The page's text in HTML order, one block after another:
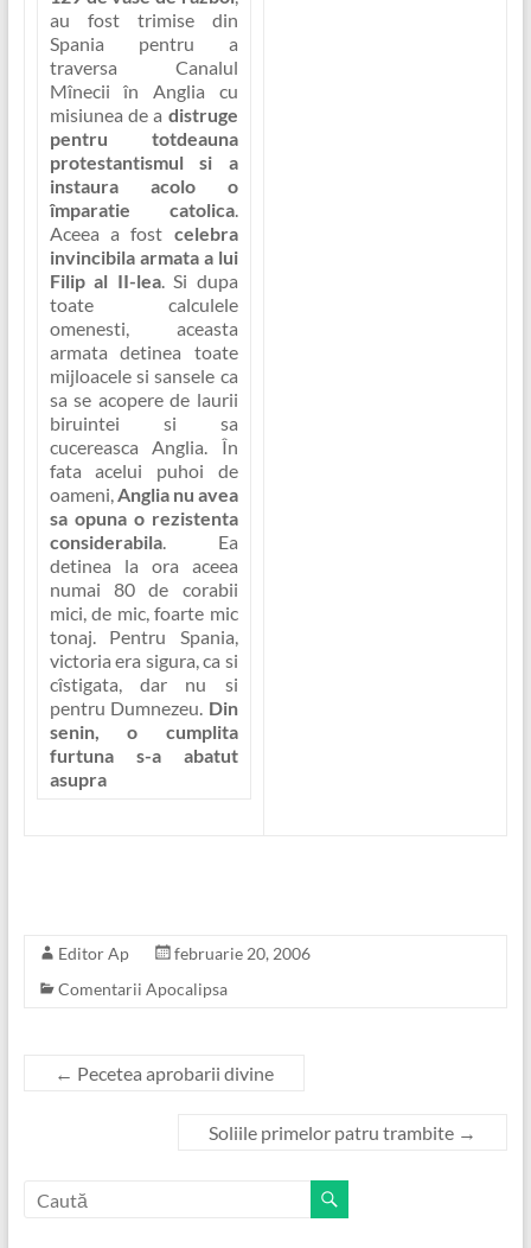
au fost trimise din
Spania pentru a
traversa Canalul
Mînecii în Anglia cu
misiunea de a distruge
pentru totdeauna
protestantismul si a
instaura acolo o
împaratie catolica.
Aceea a fost celebra
invincibila armata a lui
Filip al II-lea. Si dupa
toate calculele
omenesti, aceasta
armata detinea toate
mijloacele si sansele ca
sa se acopere de laurii
biruintei si sa
cucereasca Anglia. În
fata acelui puhoi de
oameni,Anglia nu avea
sa opuna o rezistenta
considerabila. Ea
detinea la ora aceea
numai 80 de corabii
mici, de mic, foarte mic
tonaj. Pentru Spania,
victoria era sigura, ca si
cîstigata, dar nu si
pentru Dumnezeu. Din
senin, o cumplita
furtuna s-a abatut
asupra
Editor Ap
februarie 20, 2006
Comentarii Apocalipsa
← Pecetea aprobarii divine
Soliile primelor patru trambite →